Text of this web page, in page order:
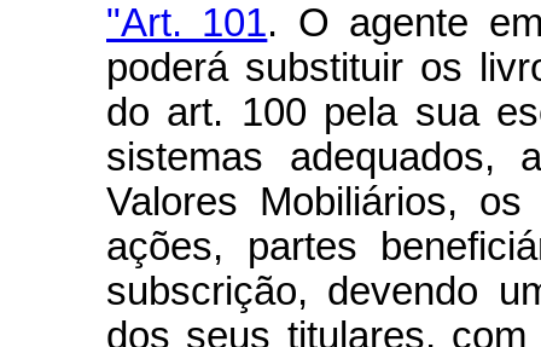
"Art. 101. O agente
poderá substituir os
do art. 100 pela sua
sistemas adequados,
Valores Mobiliários,
ações, partes
subscrição, devendo
dos seus titulares,